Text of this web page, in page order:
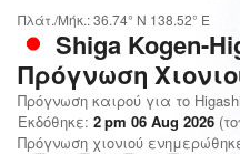
Πλάτ./Μήκ.:36.74° N 138.52° E
Shiga Kogen-
Πρόγνωση
Πρόγνωση καιρού για το
Εκδόθηκε: 2 pm 06 Aug 2026
Πρόγνωση χιονιού